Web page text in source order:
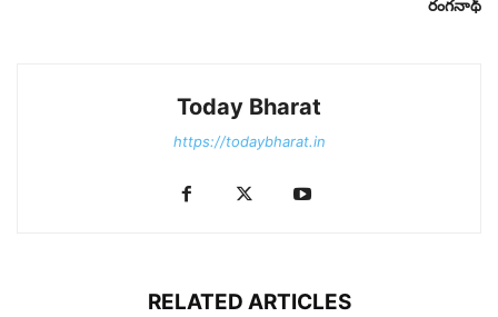
రంగ‌నాథ్
Today Bharat
https://todaybharat.in
RELATED ARTICLES